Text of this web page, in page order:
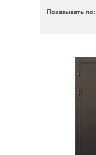
Показывать по: